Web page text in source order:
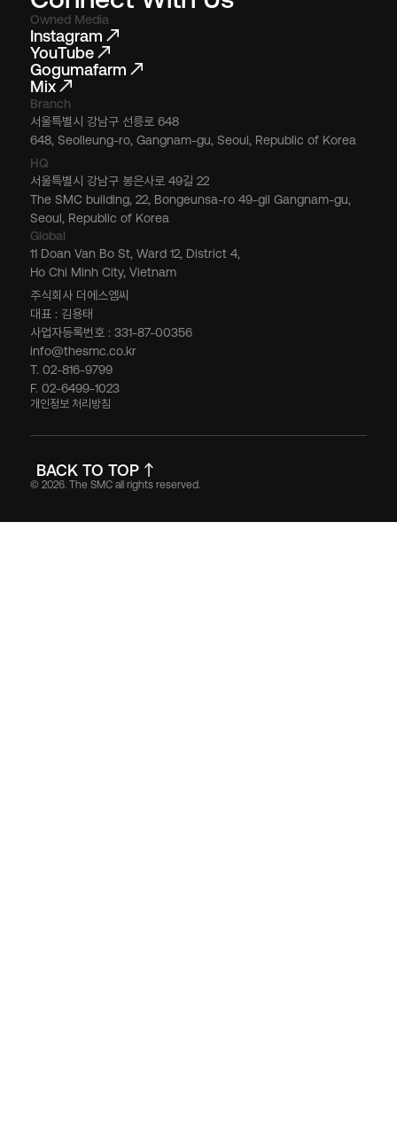
Owned Media
Instagram
YouTube
Gogumafarm
Mix
HQ
서울특별시 강남구 봉은사로 49길 22
The SMC building, 22, Bongeunsa-ro 49-gil Gangnam-gu,
Seoul, Republic of Korea
Branch
서울특별시 강남구 선릉로 648
648, Seolleung-ro, Gangnam-gu, Seoul, Republic of Korea
Global
11 Doan Van Bo St, Ward 12, District 4,
Ho Chi Minh City, Vietnam
주식회사 더에스엠씨
대표 : 김용태
사업자등록번호 : 331-87-00356
info@thesmc.co.kr
T. 02-816-9799
F. 02-6499-1023
개인정보 처리방침
© 2026. The SMC all rights reserved.
BACK TO TOP